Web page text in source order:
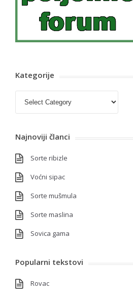
Kategorije
Najnoviji članci
Sorte ribizle
Voćni sipac
Sorte mušmula
Sorte maslina
Sovica gama
Popularni tekstovi
Rovac